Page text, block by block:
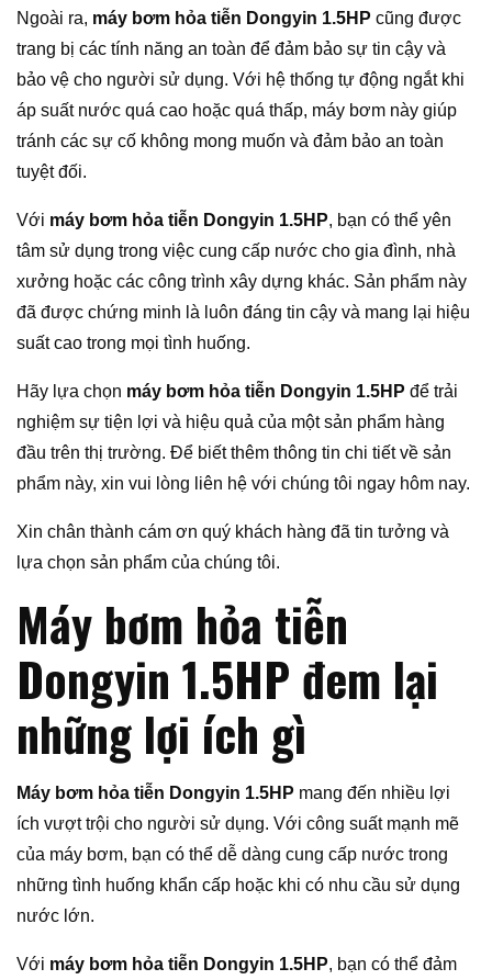
Ngoài ra, máy bơm hỏa tiễn Dongyin 1.5HP cũng được
trang bị các tính năng an toàn để đảm bảo sự tin cậy và
bảo vệ cho người sử dụng. Với hệ thống tự động ngắt khi
áp suất nước quá cao hoặc quá thấp, máy bơm này giúp
tránh các sự cố không mong muốn và đảm bảo an toàn
tuyệt đối.
Với máy bơm hỏa tiễn Dongyin 1.5HP, bạn có thể yên
tâm sử dụng trong việc cung cấp nước cho gia đình, nhà
xưởng hoặc các công trình xây dựng khác. Sản phẩm này
đã được chứng minh là luôn đáng tin cậy và mang lại hiệu
suất cao trong mọi tình huống.
Hãy lựa chọn máy bơm hỏa tiễn Dongyin 1.5HP để trải
nghiệm sự tiện lợi và hiệu quả của một sản phẩm hàng
đầu trên thị trường. Để biết thêm thông tin chi tiết về sản
phẩm này, xin vui lòng liên hệ với chúng tôi ngay hôm nay.
Xin chân thành cám ơn quý khách hàng đã tin tưởng và
lựa chọn sản phẩm của chúng tôi.
Máy bơm hỏa tiễn
Dongyin 1.5HP đem lại
những lợi ích gì
Máy bơm hỏa tiễn Dongyin 1.5HP mang đến nhiều lợi
ích vượt trội cho người sử dụng. Với công suất mạnh mẽ
của máy bơm, bạn có thể dễ dàng cung cấp nước trong
những tình huống khẩn cấp hoặc khi có nhu cầu sử dụng
nước lớn.
Với máy bơm hỏa tiễn Dongyin 1.5HP, bạn có thể đảm